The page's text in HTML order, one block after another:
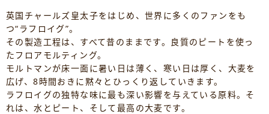
英国チャールズ皇太子をはじめ、世界に多くのファンをも
つ“ラフロイグ”。
その製造工程は、すべて昔のままです。良質のピートを使っ
たフロアモルティング。
モルトマンが床一面に暑い日は薄く、寒い日は厚く、大麦を
広げ、8時間おきに黙々とひっくり返していきます。
ラフロイグの独特な味に最も深い影響を与えている原料。そ
れは、水とピート、そして最高の大麦です。